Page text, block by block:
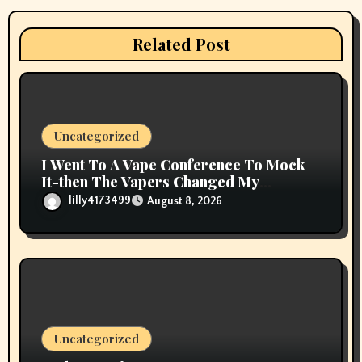
Related Post
Uncategorized
I Went To A Vape Conference To Mock
It-then The Vapers Changed My
Thoughts
lilly4173499 August 8, 2026
Uncategorized